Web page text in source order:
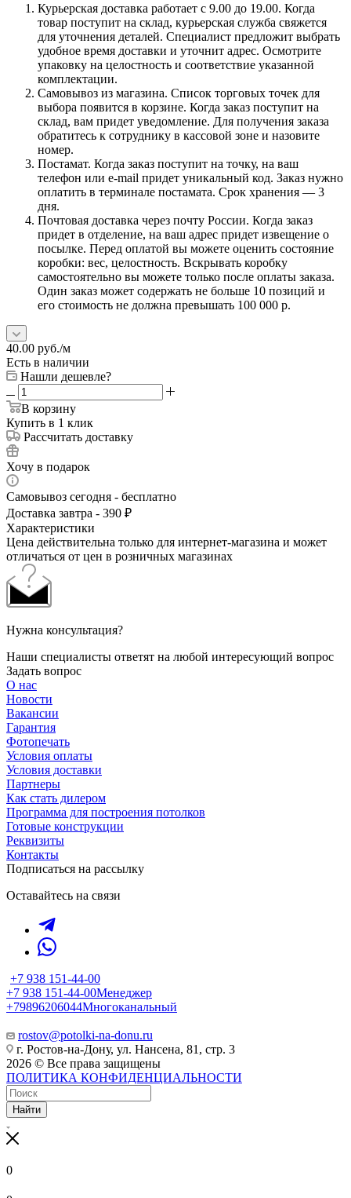
Курьерская доставка работает с 9.00 до 19.00. Когда
товар поступит на склад, курьерская служба свяжется
для уточнения деталей. Специалист предложит выбрать
удобное время доставки и уточнит адрес. Осмотрите
упаковку на целостность и соответствие указанной
комплектации.
Самовывоз из магазина. Список торговых точек для
выбора появится в корзине. Когда заказ поступит на
склад, вам придет уведомление. Для получения заказа
обратитесь к сотруднику в кассовой зоне и назовите
номер.
Постамат. Когда заказ поступит на точку, на ваш
телефон или e-mail придет уникальный код. Заказ нужно
оплатить в терминале постамата. Срок хранения — 3
дня.
Почтовая доставка через почту России. Когда заказ
придет в отделение, на ваш адрес придет извещение о
посылке. Перед оплатой вы можете оценить состояние
коробки: вес, целостность. Вскрывать коробку
самостоятельно вы можете только после оплаты заказа.
Один заказ может содержать не больше 10 позиций и
его стоимость не должна превышать 100 000 р.
40.00 руб./м
Есть в наличии
Нашли дешевле?
В корзину
Купить в 1 клик
Рассчитать доставку
Хочу в подарок
Самовывоз сегодня - бесплатно
Доставка завтра - 390 ₽
Характеристики
Цена действительна только для интернет-магазина и может
отличаться от цен в розничных магазинах
Нужна консультация?
Наши специалисты ответят на любой интересующий вопрос
Задать вопрос
О нас
Новости
Вакансии
Гарантия
Фотопечать
Условия оплаты
Условия доставки
Партнеры
Как стать дилером
Программа для построения потолков
Готовые конструкции
Реквизиты
Контакты
Подписаться на рассылку
Оставайтесь на связи
+7 938 151-44-00
+7 938 151-44-00Менеджер
+79896206044Многоканальный
rostov@potolki-na-donu.ru
г. Ростов-на-Дону, ул. Нансена, 81, стр. 3
2026 © Все права защищены
ПОЛИТИКА КОНФИДЕНЦИАЛЬНОСТИ
Найти
0